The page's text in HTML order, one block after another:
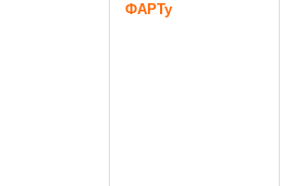
ФАРТу